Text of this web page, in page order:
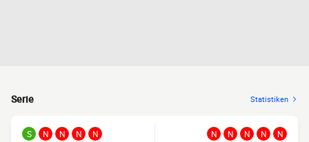
Serie Statistiken
S N N N N N N N N N